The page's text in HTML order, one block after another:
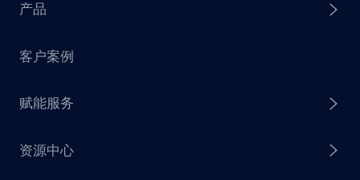
产品
探迹 AI Agent
探迹 AI 拓客
探迹 AI 集客
客户案例
赋能服务
芒种行动
资源中心